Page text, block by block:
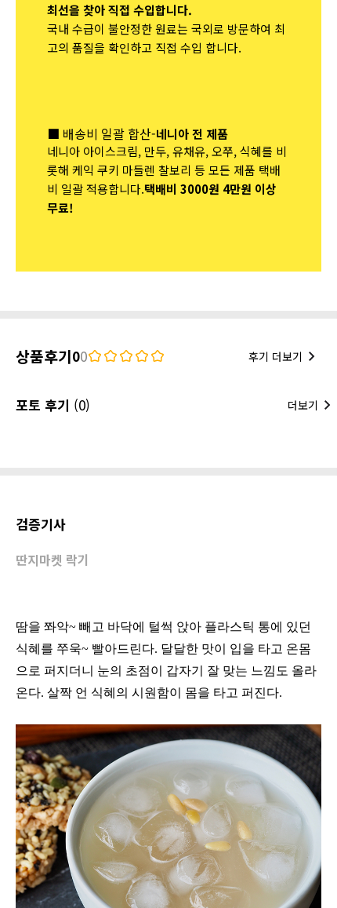
최선을 찾아 직접 수입합니다.
국내 수급이 불안정한 원료는 국외로 방문하여 최
고의 품질을 확인하고 직접 수입 합니다.
■ 배송비 일괄 합산-네니아 전 제품
네니아 아이스크림, 만두, 유채유, 오쭈, 식혜를 비
롯해 케익 쿠키 마들렌 찰보리 등 모든 제품 택배
비 일괄 적용합니다.택배비 3000원 4만원 이상
무료!
상품후기00 후기 더보기
포토 후기 (0) 더보기
검증기사
딴지마켓 락기
땀을 쫘악~ 빼고 바닥에 털썩 앉아 플라스틱 통에 있던
식혜를 쭈욱~ 빨아드린다. 달달한 맛이 입을 타고 온몸
으로 퍼지더니 눈의 초점이 갑자기 잘 맞는 느낌도 올라
온다. 살짝 언 식혜의 시원함이 몸을 타고 퍼진다.